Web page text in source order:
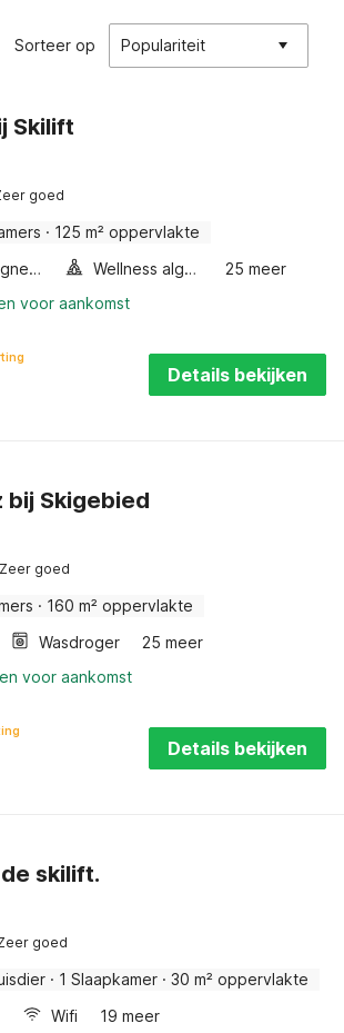
Sorteer op Populariteit
Skilift
goed
· 125 m² oppervlakte
Combimagnetron Wellness algemeen
25 meer
voor aankomst
Details bekijken
bij Skigebied
Zeer goed
· 160 m² oppervlakte
Wasdroger
25 meer
voor aankomst
Details bekijken
skilift.
goed
· 1 Slaapkamer · 30 m² oppervlakte
Wifi
19 meer